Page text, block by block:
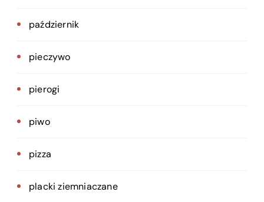
październik
pieczywo
pierogi
piwo
pizza
placki ziemniaczane